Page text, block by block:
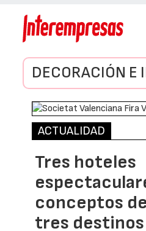
DECORACIÓN E
ACTUALIDAD
Tres hoteles
conceptos
tres destinos